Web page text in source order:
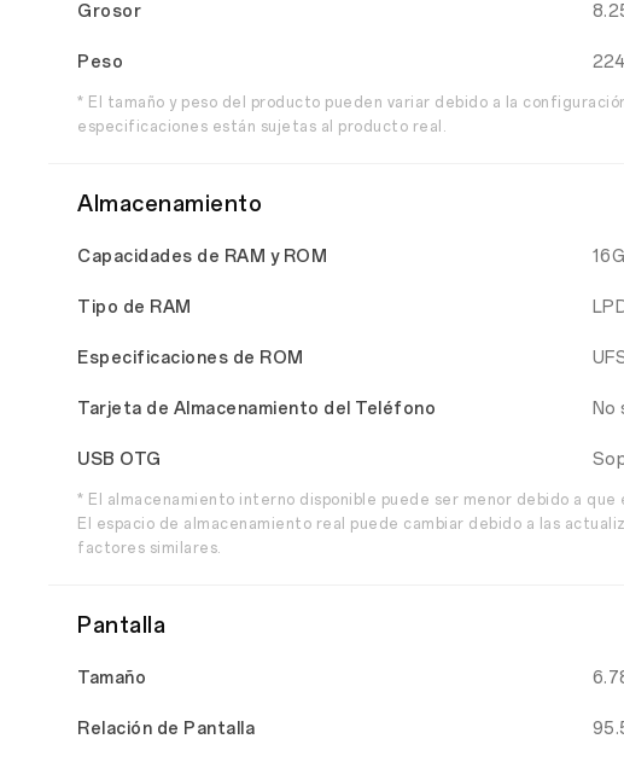
Grosor
Peso
* El tamaño y peso del producto pueden variar debido a la
especificaciones están sujetas al producto real.
Almacenamiento
Capacidades de RAM y ROM
Tipo de RAM
Especificaciones de ROM
Tarjeta de Almacenamiento del Teléfono No
USB OTG
* El almacenamiento interno disponible puede ser menor debido a
El espacio de almacenamiento real puede cambiar debido a las
factores similares.
Pantalla
Tamaño
Relación de Pantalla